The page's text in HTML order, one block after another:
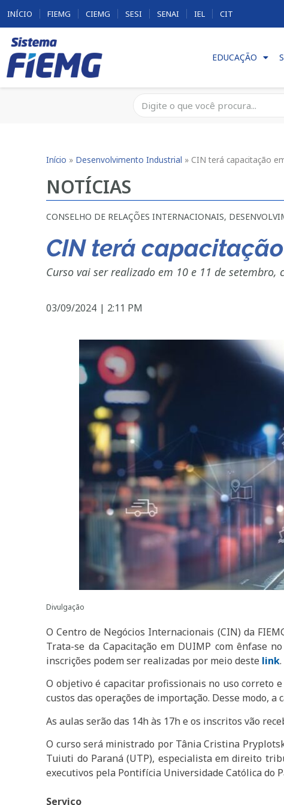
INÍCIO FIEMG CIEMG SESI SENAI IEL CIT
EDUCAÇÃO
Início » Desenvolvimento Industrial » CIN terá capacitação
NOTÍCIAS
CONSELHO DE RELAÇÕES INTERNACIONAIS,
CIN terá
Curso vai ser realizado em 10 e 11 de
03/09/2024 | 2:11 PM
Divulgação
O Centro de Negócios Internacionais (CIN) da
Trata-se da Capacitação em DUIMP com ênfase
inscrições podem ser realizadas por meio deste link.
O objetivo é capacitar profissionais no uso correto
custos das operações de importação. Desse modo,
As aulas serão das 14h às 17h e os inscritos vão
O curso será ministrado por Tânia Cristina
Tuiuti do Paraná (UTP), especialista em direito
executivos pela Pontifícia Universidade Católica do
Serviço